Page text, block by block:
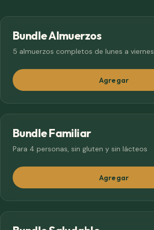
sin gluten
Bundle Almuerzos
5 almuerzos completos de lunes a viernes
Agregar
sin gluten
Bundle Familiar
Para 4 personas, sin gluten y sin lácteos
Agregar
sin gluten